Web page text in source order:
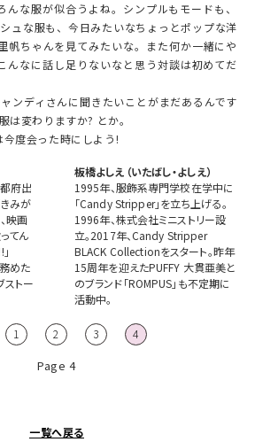
な服が似合うよね。シンプルもモードも、
ュな服も、今日みたいなちょっとポップな洋
帆ちゃんを見てみたいな。また何か一緒にや
んなに話し足りないなと思う対談は初めてだ
ンディさんに聞きたいことがまだあるんです
は変わりますか? とか。
度会った時にしよう!
府出
みが
映画
てん
めた
ストー
板橋よしえ（いたばし・よしえ）
1995年、服飾系専門学校在学中に
「Candy Stripper」を立ち上げる。
1996年、株式会社ミニストリー設
立。2017年、Candy Stripper
BLACK Collectionをスタート。昨年
15周年を迎えたPUFFY 大貫亜美と
のブランド「ROMPUS」も不定期に
活動中。
1 2 3 4
Page 4
一覧へ戻る